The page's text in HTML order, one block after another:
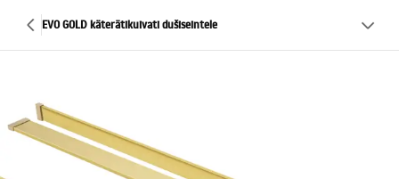
EVO GOLD käterätikuivati ​​dušiseintele